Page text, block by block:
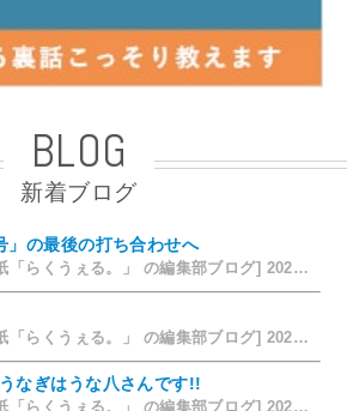
BLOG
新着ブログ
」の最後の打ち合わせへ
[大阪・南河内の情報紙「らくうぇる。」 の編集部ブログ] 2026/08/09 19:58
[大阪・南河内の情報紙「らくうぇる。」 の編集部ブログ] 2026/07/28 18:42
なぎはうな八さんです!!
[大阪・南河内の情報紙「らくうぇる。」 の編集部ブログ] 2026/07/26 14:12